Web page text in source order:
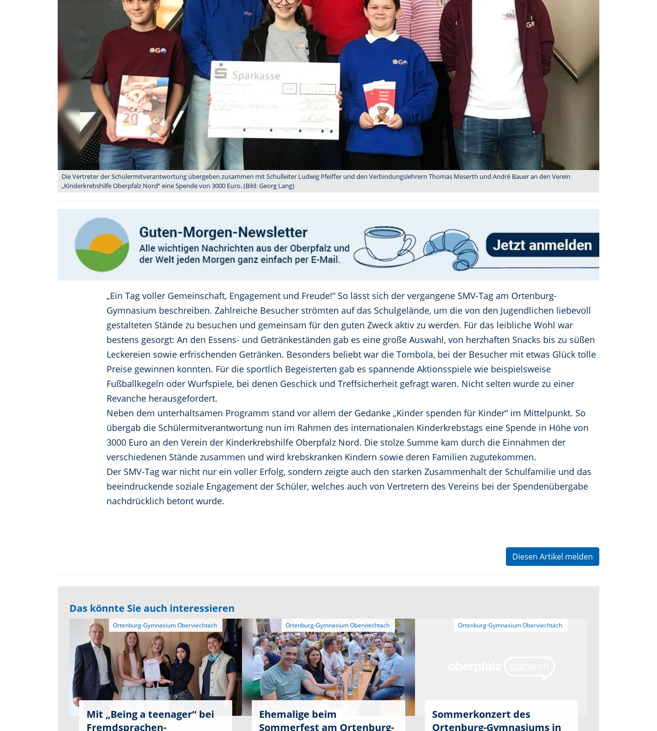
Die Vertreter der Schülermitverantwortung übergeben zusammen mit Schulleiter Ludwig Pfeiffer und den Verbindungslehrern Thomas Meserth und André Bauer an den Verein
„Kinderkrebshilfe Oberpfalz Nord“ eine Spende von 3000 Euro. (Bild: Georg Lang)
„Ein Tag voller Gemeinschaft, Engagement und Freude!“ So lässt sich der vergangene SMV-Tag am Ortenburg-
Gymnasium beschreiben. Zahlreiche Besucher strömten auf das Schulgelände, um die von den Jugendlichen liebevoll
gestalteten Stände zu besuchen und gemeinsam für den guten Zweck aktiv zu werden. Für das leibliche Wohl war
bestens gesorgt: An den Essens- und Getränkeständen gab es eine große Auswahl, von herzhaften Snacks bis zu süßen
Leckereien sowie erfrischenden Getränken. Besonders beliebt war die Tombola, bei der Besucher mit etwas Glück tolle
Preise gewinnen konnten. Für die sportlich Begeisterten gab es spannende Aktionsspiele wie beispielsweise
Fußballkegeln oder Wurfspiele, bei denen Geschick und Treffsicherheit gefragt waren. Nicht selten wurde zu einer
Revanche herausgefordert.
Neben dem unterhaltsamen Programm stand vor allem der Gedanke „Kinder spenden für Kinder“ im Mittelpunkt. So
übergab die Schülermitverantwortung nun im Rahmen des internationalen Kinderkrebstags eine Spende in Höhe von
3000 Euro an den Verein der Kinderkrebshilfe Oberpfalz Nord. Die stolze Summe kam durch die Einnahmen der
verschiedenen Stände zusammen und wird krebskranken Kindern sowie deren Familien zugutekommen.
Der SMV-Tag war nicht nur ein voller Erfolg, sondern zeigte auch den starken Zusammenhalt der Schulfamilie und das
beeindruckende soziale Engagement der Schüler, welches auch von Vertretern des Vereins bei der Spendenübergabe
nachdrücklich betont wurde.
Diesen Artikel melden
Das könnte Sie auch interessieren
Mit „Being a teenager“ bei
Fremdsprachen-
Ehemalige beim
Sommerfest am Ortenburg-
Sommerkonzert des
Ortenburg-Gymnasiums in